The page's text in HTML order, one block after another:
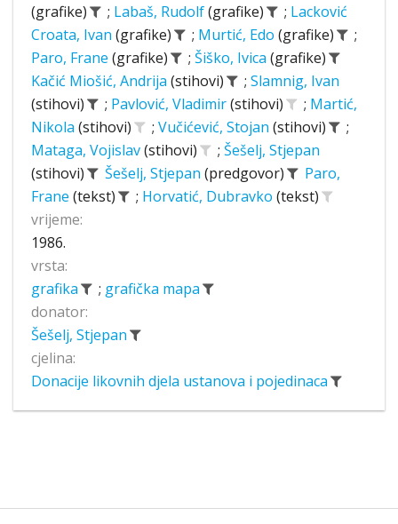
(grafike)
; Labaš, Rudolf(grafike) ; Lacković
Croata, Ivan (grafike) ; Murtić, Edo (grafike)
;
Paro, Frane (grafike) ; Šiško, Ivica (grafike)
Kačić Miošić, Andrija (stihovi) ; Slamnig, Ivan
(stihovi)
; Pavlović, Vladimir(stihovi) ; Martić,
Nikola (stihovi) ; Vučićević, Stojan (stihovi)
;
Mataga, Vojislav(stihovi) ; Šešelj, Stjepan
(stihovi)
Šešelj, Stjepan (predgovor)
Paro,
Frane (tekst) ; Horvatić, Dubravko (tekst)
vrijeme:
1986.
vrsta:
grafika
; grafička mapa
donator:
Šešelj, Stjepan
cjelina:
Donacije likovnih djela ustanova i pojedinaca